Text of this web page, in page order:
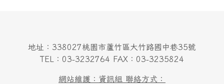
地址：338027桃園市蘆竹區大竹路國中巷35號
TEL：03-3232764 FAX：03-3235824
網站維護：資訊組 聯絡方式：